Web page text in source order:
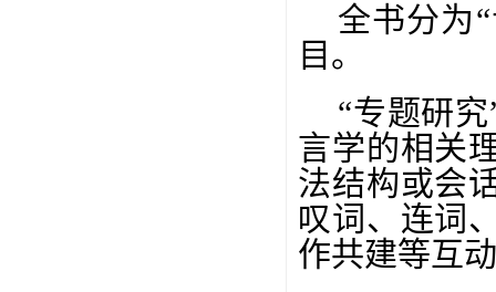
全书分为
目。
“专题研
言学的相关
法结构或会
叹词、连词
作共建等互